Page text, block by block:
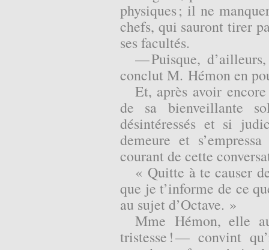
physiques ; il ne
chefs, qui sauront tirer
ses facultés.
— Puisque,
conclut M. Hémon en
Et, après avoir
de sa bienveillante
désintéressés et si
demeure et
courant de cette
« Quitte à te causer
que je t’informe de ce
au sujet d’Octave. »
Mme Hémon, elle
tristesse ! — convint